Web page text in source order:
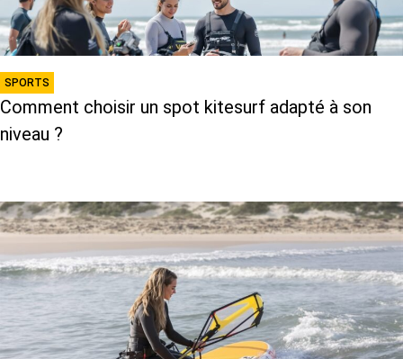
SPORTS
Comment choisir un spot kitesurf adapté à son
niveau ?